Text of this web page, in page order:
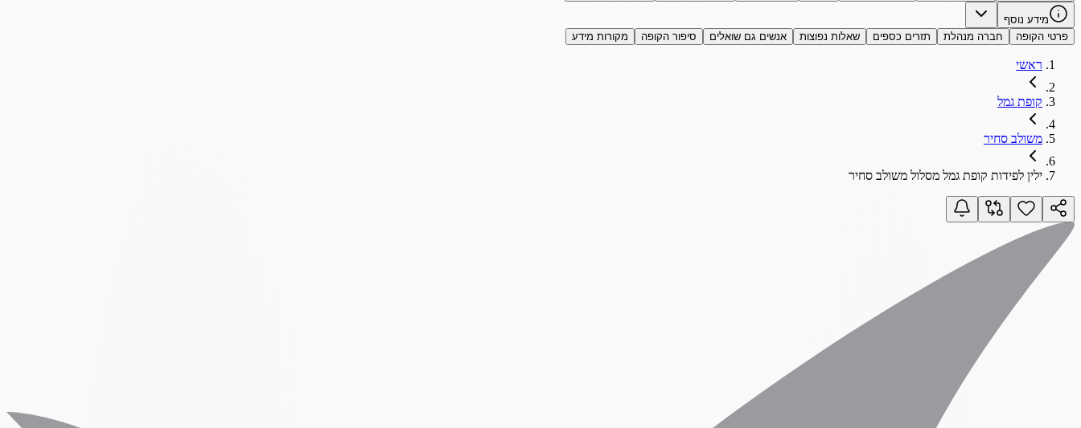
מידע נוסף
פרטי הקופה
חברה מנהלת תזרים כספים שאלות נפוצות אנשים גם שואלים סיפור הקופה מקורות מידע
ראשי
קופת גמל
משולב סחיר
ילין לפידות קופת גמל מסלול משולב סחיר